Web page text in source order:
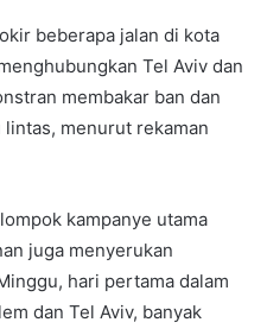
beberapa jalan di kota
Tel Aviv dan
membakar ban dan
menurut rekaman
kampanye utama
juga menyerukan
hari pertama dalam
dan Tel Aviv, banyak